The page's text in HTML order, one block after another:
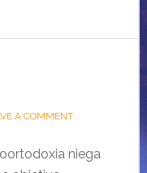
A COMMENT
niega